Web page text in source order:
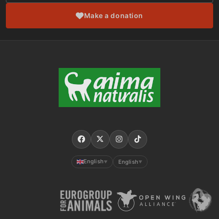
Make a donation
English ▼ English ▼